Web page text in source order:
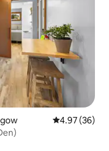
Calificación
4.97 (36)